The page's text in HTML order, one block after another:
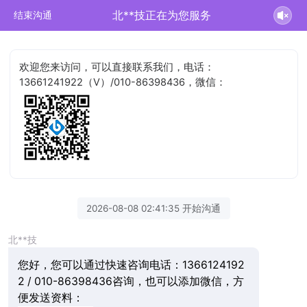
结束沟通 北**技正在为您服务
欢迎您来访问，可以直接联系我们，电话：
13661241922（V）/010-86398436，微信：
2026-08-08 02:41:35 开始沟通
北**技
您好，您可以通过快速咨询电话：1366124192
2 / 010-86398436咨询，也可以添加微信，方
便发送资料：